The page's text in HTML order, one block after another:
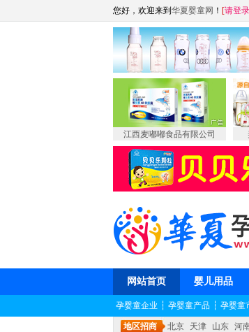
您好，欢迎来到 华夏婴童网 ！ [请登录
江西麦嘟嘟食品有限公司
网站首页 婴儿用品
孕婴童企业 ┆ 孕婴童产品 ┆ 孕婴童
地区招商 北京 天津 山东 河